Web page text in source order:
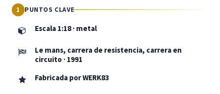
PUNTOS CLAVE
Escala 1:18 · metal
Le mans, carrera de resistencia, carrera en
circuito · 1991
Fabricada por WERK83